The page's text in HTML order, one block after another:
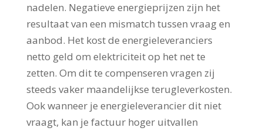
nadelen. Negatieve energieprijzen zijn het
resultaat van een mismatch tussen vraag en
aanbod. Het kost de energieleveranciers
netto geld om elektriciteit op het net te
zetten. Om dit te compenseren vragen zij
steeds vaker maandelijkse terugleverkosten.
Ook wanneer je energieleverancier dit niet
vraagt, kan je factuur hoger uitvallen